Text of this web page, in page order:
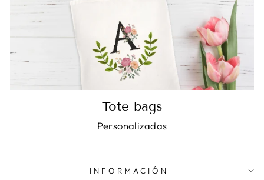
Tote bags
Personalizadas
INFORMACIÓN